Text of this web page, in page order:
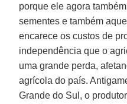
porque ele agora
sementes e também
encarece os custos de
independência que o
uma grande perda,
agrícola do país.
Grande do Sul, o